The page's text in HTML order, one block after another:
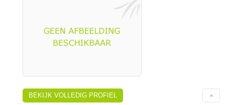
BEKIJK VOLLEDIG PROFIEL